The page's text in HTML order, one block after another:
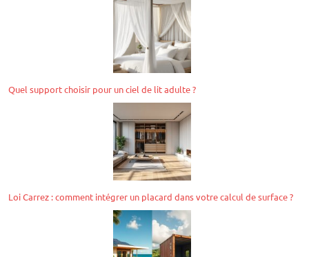
Quel support choisir pour un ciel de lit adulte ?
Loi Carrez : comment intégrer un placard dans votre calcul de surface ?